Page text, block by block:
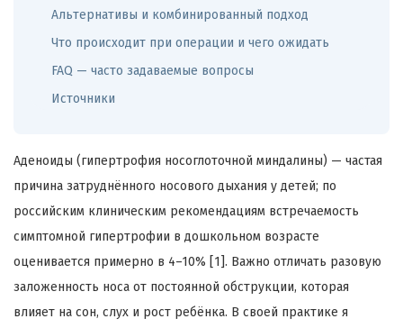
Альтернативы и комбинированный подход
Что происходит при операции и чего ожидать
FAQ — часто задаваемые вопросы
Источники
Аденоиды (гипертрофия носоглоточной миндалины) — частая
причина затруднённого носового дыхания у детей; по
российским клиническим рекомендациям встречаемость
симптомной гипертрофии в дошкольном возрасте
оценивается примерно в 4–10% [1]. Важно отличать разовую
заложенность носа от постоянной обструкции, которая
влияет на сон, слух и рост ребёнка. В своей практике я